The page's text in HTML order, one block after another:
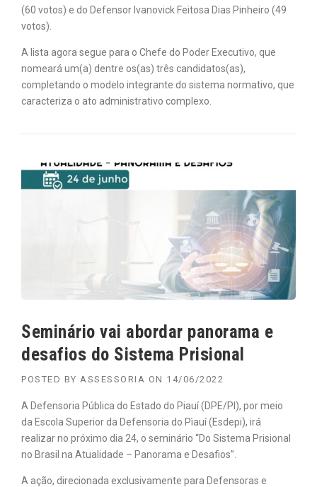
(60 votos) e do Defensor Ivanovick Feitosa Dias Pinheiro (49
votos).
A lista agora segue para o Chefe do Poder Executivo, que
nomeará um(a) dentre os(as) três candidatos(as),
completando o modelo integrante do sistema normativo, que
caracteriza o ato administrativo complexo.
Seminário vai abordar panorama e
desafios do Sistema Prisional
POSTED BY ASSESSORIA ON 14/06/2022
A Defensoria Pública do Estado do Piauí (DPE/PI), por meio
da Escola Superior da Defensoria do Pìauí (Esdepi), irá
realizar no próximo dia 24, o seminário “Do Sistema Prisional
no Brasil na Atualidade – Panorama e Desafios”.
A ação, direcionada exclusivamente para Defensoras e